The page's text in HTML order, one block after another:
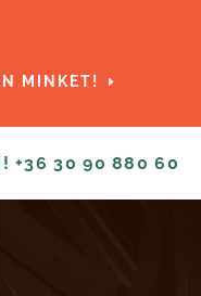
MINKET!
+36 30 90 880 60